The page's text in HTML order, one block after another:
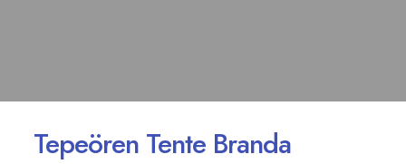
Tepeören Tente Branda